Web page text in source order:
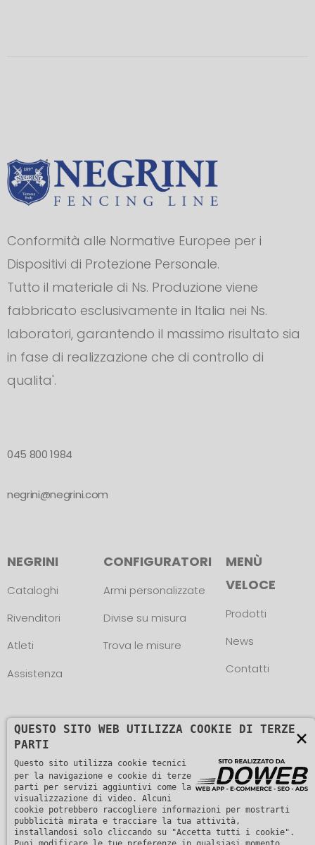
Conformità alle Normative Europee per i
Dispositivi di Protezione Personale.
Tutto il materiale di Ns. Produzione viene
fabbricato esclusivamente in Italia nei Ns.
laboratori, garantendo il massimo risultato sia
in fase di realizzazione che di controllo di
qualita'.
045 800 1984
negrini@negrini.com
NEGRINI
Cataloghi
Rivenditori
Atleti
Assistenza
CONFIGURATORI
Armi personalizzate
Divise su misura
Trova le misure
MENÙ
VELOCE
Prodotti
News
Contatti
Copyright © L. NEGRINI & F. snc. P. IVA
01482510235 -Informativa sulla privacy
×
QUESTO SITO WEB UTILIZZA COOKIE DI TERZE
PARTI
Questo sito utilizza cookie tecnici
per la navigazione e cookie di terze
parti per servizi aggiuntivi come la
visualizzazione di video. Alcuni
cookie potrebbero raccogliere informazioni per mostrarti
pubblicità mirata e tracciare la tua attività,
installandosi solo cliccando su "Accetta tutti i cookie".